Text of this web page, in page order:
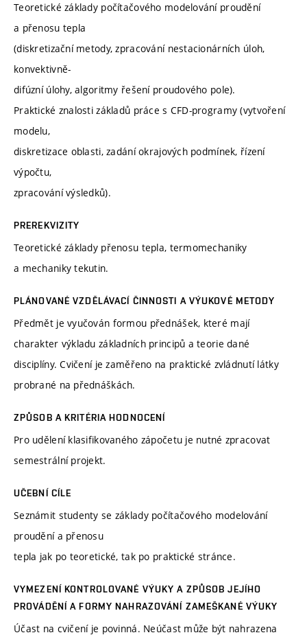
Teoretické základy počítačového modelování proudění
a přenosu tepla
(diskretizační metody, zpracování nestacionárních úloh,
konvektivně-
difúzní úlohy, algoritmy řešení proudového pole).
Praktické znalosti základů práce s CFD-programy (vytvoření
modelu,
diskretizace oblasti, zadání okrajových podmínek, řízení
výpočtu,
zpracování výsledků).
PREREKVIZITY
Teoretické základy přenosu tepla, termomechaniky
a mechaniky tekutin.
PLÁNOVANÉ VZDĚLÁVACÍ ČINNOSTI A VÝUKOVÉ METODY
Předmět je vyučován formou přednášek, které mají
charakter výkladu základních principů a teorie dané
disciplíny. Cvičení je zaměřeno na praktické zvládnutí látky
probrané na přednáškách.
ZPŮSOB A KRITÉRIA HODNOCENÍ
Pro udělení klasifikovaného zápočetu je nutné zpracovat
semestrální projekt.
UČEBNÍ CÍLE
Seznámit studenty se základy počítačového modelování
proudění a přenosu
tepla jak po teoretické, tak po praktické stránce.
VYMEZENÍ KONTROLOVANÉ VÝUKY A ZPŮSOB JEJÍHO
PROVÁDĚNÍ A FORMY NAHRAZOVÁNÍ ZAMEŠKANÉ VÝUKY
Účast na cvičení je povinná. Neúčast může být nahrazena